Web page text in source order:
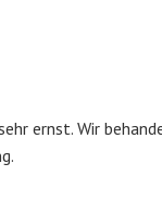
ernst. Wir